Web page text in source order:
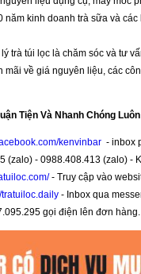
năm kinh doanh trà sữa và
trà túi lọc là chăm sóc và tư
mãi về giá nguyên liệu, các
Tiện Và Nhanh Chóng
kenvinbar - inbox
(zalo) - 0988.408.413 (zalo) -
- Truy cập vào
tratuiloc.daily- Inbox qua
gọi điện lên đơn hàng.